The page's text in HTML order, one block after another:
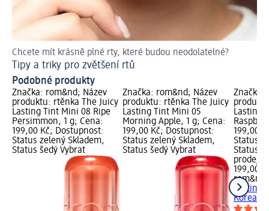
Chcete mít krásně plné rty, které budou neodolatelné?
Tipy a triky pro zvětšení rtů
Podobné produkty
Značka: rom&nd; Název
produktu: rtěnka The Juicy
Lasting Tint Mini 08 Ripe
Persimmon, 1 g; Cena:
199,00 Kč; Dostupnost:
Status zelený Skladem,
Status šedý Vybrat
Značka: rom&nd; Název
produktu: rtěnka The Juicy
Lasting Tint Mini 05
Morning Apple, 1 g; Cena:
199,00 Kč; Dostupnost:
Status zelený Skladem,
Status šedý Vybrat
Značka:
Lasting
199,00
Status
Status
199,00
rom&nd
Lasting